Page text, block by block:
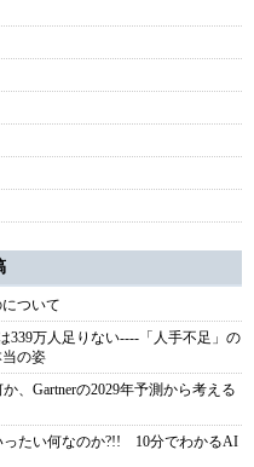
ついて
339万人足りない----「人手不足」の
の姿
、Gartnerの2029年予測から考える
ったい何なのか?!! 10分でわかるAI